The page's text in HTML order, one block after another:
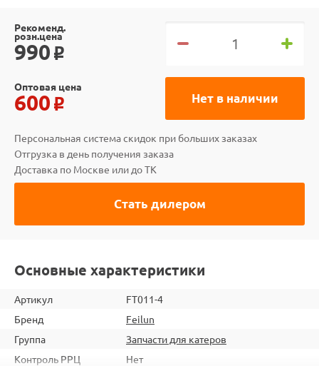
Рекоменд.
розн.цена
990 o
Нет в наличии
Оптовая цена
600 o
Персональная система скидок при больших заказах
Отгрузка в день получения заказа
Доставка по Москве или до ТК
Стать дилером
Основные характеристики
Артикул
FT011-4
Бренд
Feilun
Группа
Запчасти для катеров
Контроль РРЦ
Нет